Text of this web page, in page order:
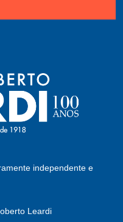
independente e
Leardi